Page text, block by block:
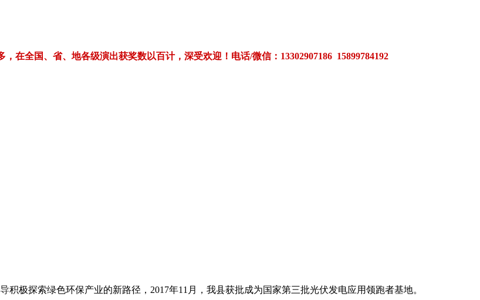
在全国、省、地各级演出获奖数以百计，深受欢迎！电话/微信：13302907186 15899784192
积极探索绿色环保产业的新路径 ， 2017年11月， 我县获批成为国家第三批光伏发电应用领跑者基地。